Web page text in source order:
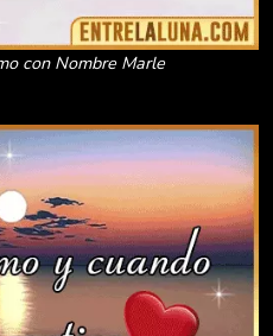
con Nombre Marle